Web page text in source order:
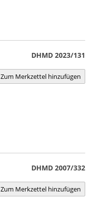
DHMD 2023/131
Zum Merkzettel hinzufügen
DHMD 2007/332
Zum Merkzettel hinzufügen